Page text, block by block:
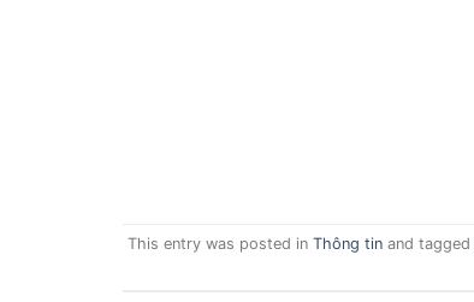
This entry was posted in Thông tinand tagged